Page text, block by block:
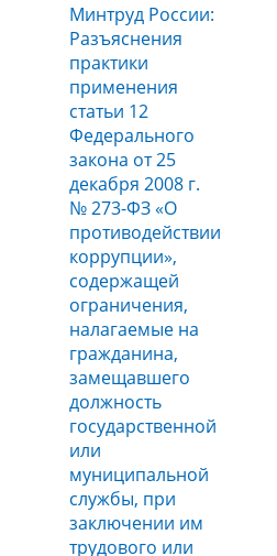
Минтруд России:
Разъяснения
практики
применения
статьи 12
Федерального
закона от 25
декабря 2008 г.
№ 273-ФЗ «О
противодействии
коррупции»,
содержащей
ограничения,
налагаемые на
гражданина,
замещавшего
должность
государственной
или
муниципальной
службы, при
заключении им
трудового или